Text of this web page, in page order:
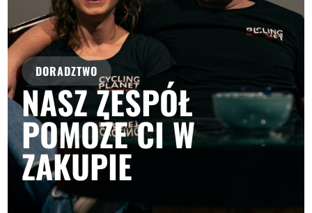
DORADZTWO
NASZ ZESPÓŁ
POMOŻE CI W
ZAKUPIE